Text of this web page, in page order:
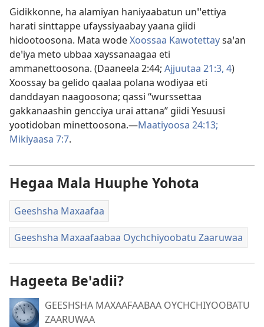
Gidikkonne, ha alamiyan haniyaabatun unꞌꞌettiya
harati sinttappe ufayssiyaabay yaana giidi
hidootoosona. Mata wodeXoossaa Kawotettaysaꞌan
deꞌiya meto ubbaa xayssanaagaa eti
ammanettoosona. (Daaneela 2:44; Ajjuutaa 21:3, 4)
Xoossay ba gelido qaalaa polana wodiyaa eti
danddayan naagoosona; qassi “wurssettaa
gakkanaashin gencciya urai attana” giidi Yesuusi
yootidoban minettoosona.—Maatiyoosa 24:13;
Mikiyaasa 7:7.
Hegaa Mala Huuphe Yohota
Geeshsha Maxaafaa
Geeshsha Maxaafaabaa Oychchiyoobatu Zaaruwaa
Hageeta Beꞌadii?
GEESHSHA MAXAAFAABAA OYCHCHIYOOBATU
ZAARUWAA